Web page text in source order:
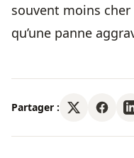
souvent moins cher
qu’une panne
Partager :